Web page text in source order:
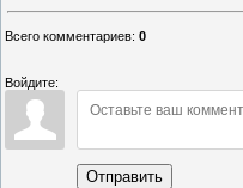
Всего комментариев: 0
Войдите:
Отправить